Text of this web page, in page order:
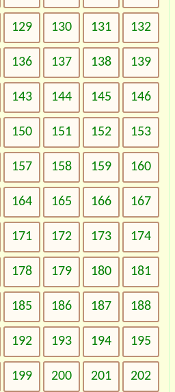
129 130 131 132
136 137 138 139
143 144 145 146
150 151 152 153
157 158 159 160
164 165 166 167
171 172 173 174
178 179 180 181
185 186 187 188
192 193 194 195
199 200 201 202